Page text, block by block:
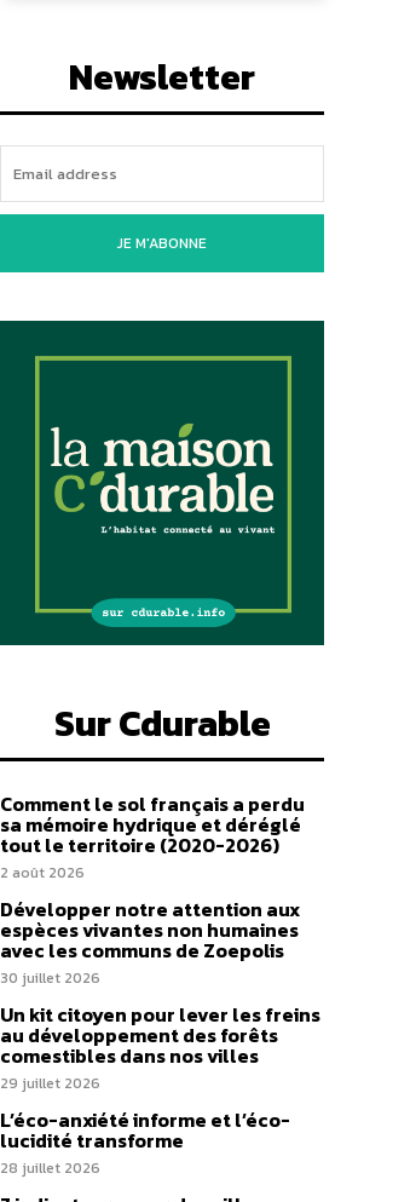
Newsletter
JE M'ABONNE
Sur Cdurable
Comment le sol français a perdu
sa mémoire hydrique et déréglé
tout le territoire (2020-2026)
2 août 2026
Développer notre attention aux
espèces vivantes non humaines
avec les communs de Zoepolis
30 juillet 2026
Un kit citoyen pour lever les freins
au développement des forêts
comestibles dans nos villes
29 juillet 2026
L’éco-anxiété informe et l’éco-
lucidité transforme
28 juillet 2026